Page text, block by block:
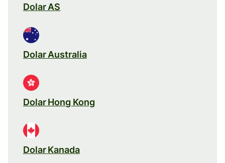
Dolar AS
Dolar Australia
Dolar Hong Kong
Dolar Kanada